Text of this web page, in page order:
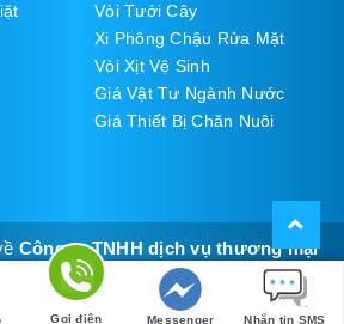
Vòi Tưới Cây
Xi Phông Chậu Rửa Mặt
Vòi Xịt Vệ Sinh
Giá Vật Tư Ngành Nước
Giá Thiết Bị Chăn Nuôi
Công ty TNHH dịch vụ thương mại
Thúy Đạt
Cung cấp bởi
Gọi điện Messenger Nhắn tin SMS